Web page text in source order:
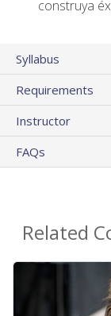
construya
Syllabus
Requirements
Instructor
FAQs
Related